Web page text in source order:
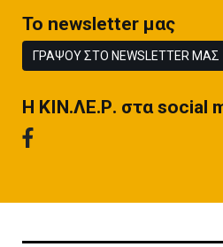
To newsletter μας
ΓΡΑΨΟΥ ΣΤΟ NEWSLETTER ΜΑΣ
H ΚΙΝ.ΛΕ.Ρ. στα social